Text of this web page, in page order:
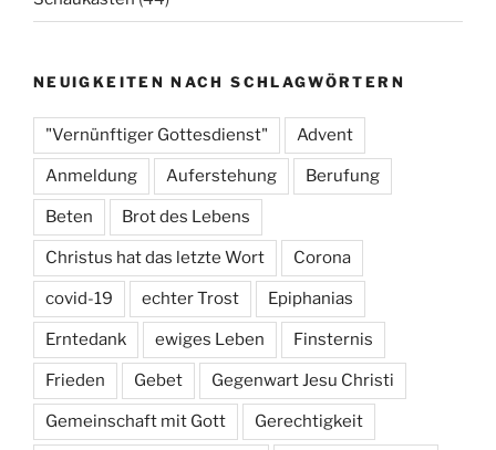
NEUIGKEITEN NACH SCHLAGWÖRTERN
"Vernünftiger Gottesdienst" Advent
Anmeldung Auferstehung Berufung
Beten Brot des Lebens
Christus hat das letzte Wort Corona
covid-19 echter Trost Epiphanias
Erntedank ewiges Leben Finsternis
Frieden Gebet Gegenwart Jesu Christi
Gemeinschaft mit Gott Gerechtigkeit